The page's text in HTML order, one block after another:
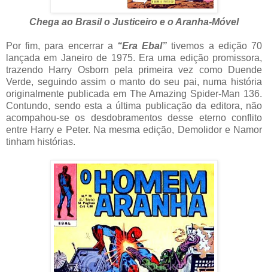
Chega ao Brasil o Justiceiro e o Aranha-Móvel
Por fim, para encerrar a “Era Ebal” tivemos a edição 70
lançada em Janeiro de 1975. Era uma edição promissora,
trazendo Harry Osborn pela primeira vez como Duende
Verde, seguindo assim o manto do seu pai, numa história
originalmente publicada em The Amazing Spider-Man 136.
Contundo, sendo esta a última publicação da editora, não
acompahou-se os desdobramentos desse eterno conflito
entre Harry e Peter. Na mesma edição, Demolidor e Namor
tinham histórias.